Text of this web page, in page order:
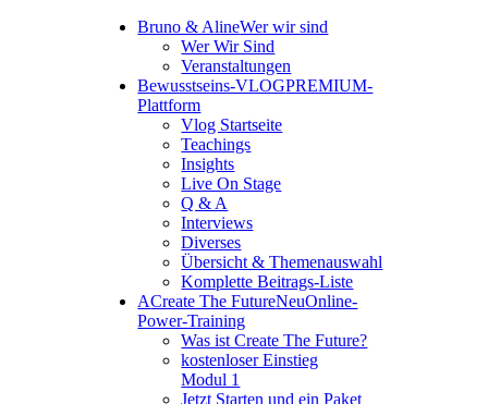
Bruno & AlineWer wir sind
Wer Wir Sind
Veranstaltungen
Bewusstseins-VLOGPREMIUM-
Plattform
Vlog Startseite
Teachings
Insights
Live On Stage
Q & A
Interviews
Diverses
Übersicht & Themenauswahl
Komplette Beitrags-Liste
ACreate The FutureNeuOnline-
Power-Training
Was ist Create The Future?
kostenloser Einstieg
Modul 1
Jetzt Starten und ein Paket